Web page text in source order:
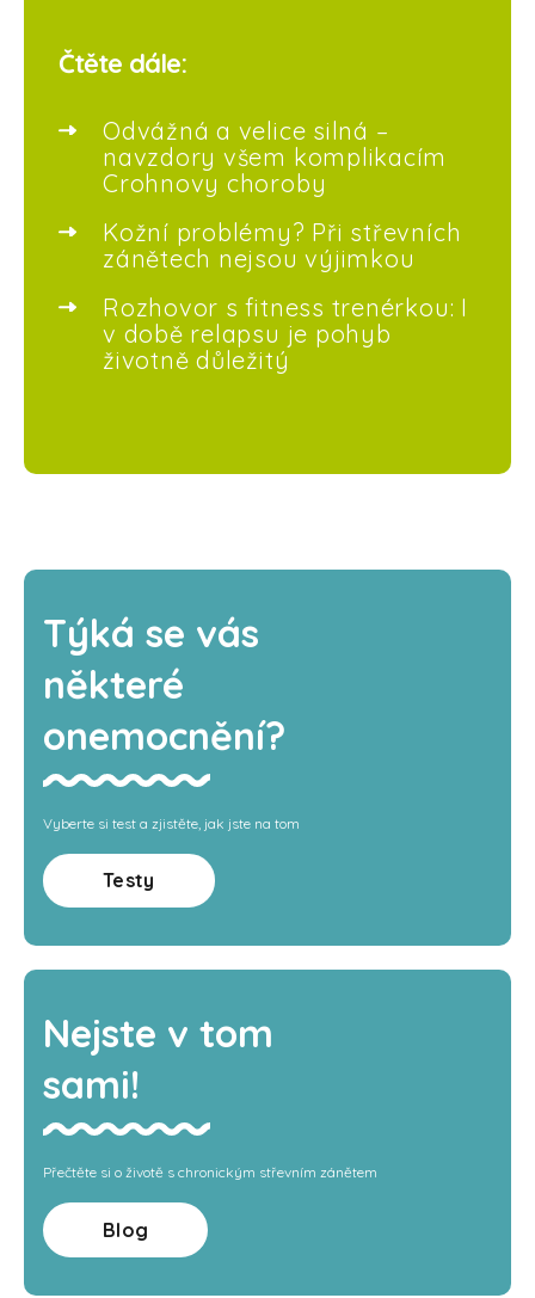
Čtěte dále:
Odvážná a velice silná –
navzdory všem komplikacím
Crohnovy choroby
Kožní problémy? Při střevních
zánětech nejsou výjimkou
Rozhovor s fitness trenérkou: I
v době relapsu je pohyb
životně důležitý
Týká se vás
některé
onemocnění?
Vyberte si test a zjistěte, jak jste na tom
Testy
Nejste v tom
sami!
Přečtěte si o životě s chronickým střevním zánětem
Blog